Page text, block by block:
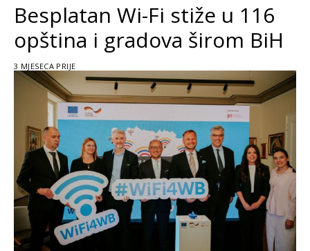
Besplatan Wi-Fi stiže u 116
opština i gradova širom BiH
3 MJESECA PRIJE